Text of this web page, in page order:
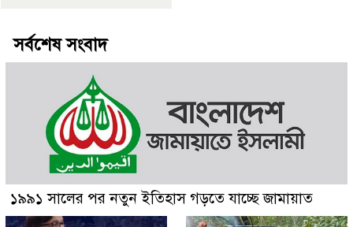
সর্বশেষ সংবাদ
১৯৯১ সালের পর নতুন ইতিহাস গড়তে যাচ্ছে জামায়াত